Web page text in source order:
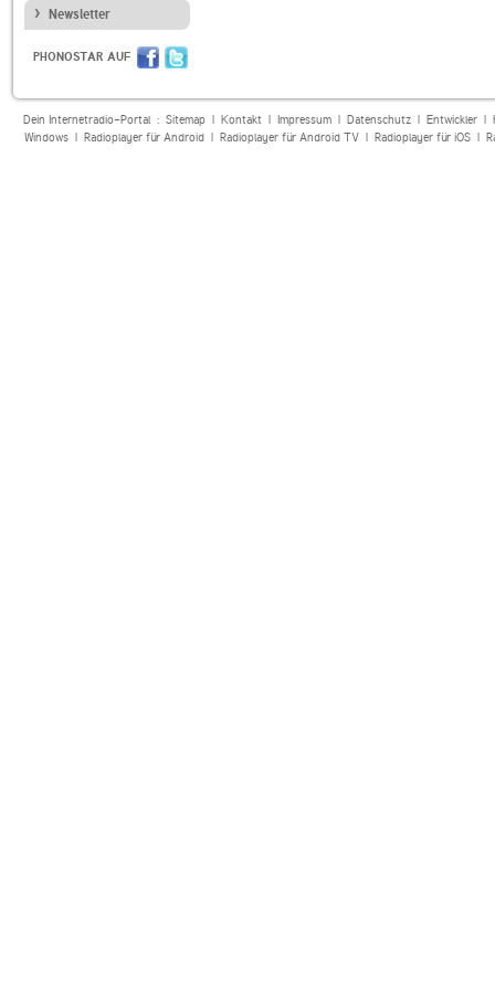
Newsletter
PHONOSTAR AUF
Dein Internetradio-Portal : Sitemap| Kontakt| Impressum| Datenschutz| Entwickler|
Windows| Radioplayer für Android| Radioplayer für Android TV| Radioplayer für iOS|